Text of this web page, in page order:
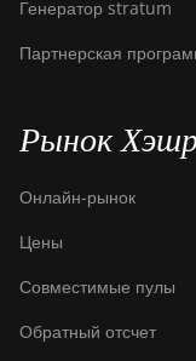
Генератор stratum
Партнерская
Рынок
Онлайн-рынок
Цены
Совместимые пулы
Обратный отсчет